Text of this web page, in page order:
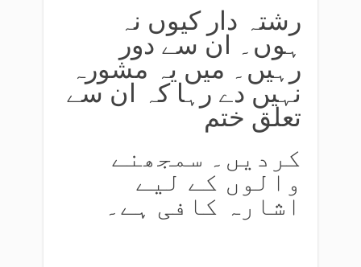
رشتہ دار کیوں نہ
ہوں۔ ان سے دور
رہیں۔ میں یہ مشورہ
نہیں دے رہا کہ ان سے
تعلق ختم
کردیں۔ سمجھنے
والوں کے لیے
اشارہ کافی ہے۔